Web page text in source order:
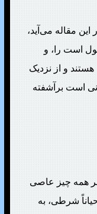
این مقاله می‌آید،
است را، و
و از نزدیک
است برآشفته
همه چیز عاصی
شرطی، به